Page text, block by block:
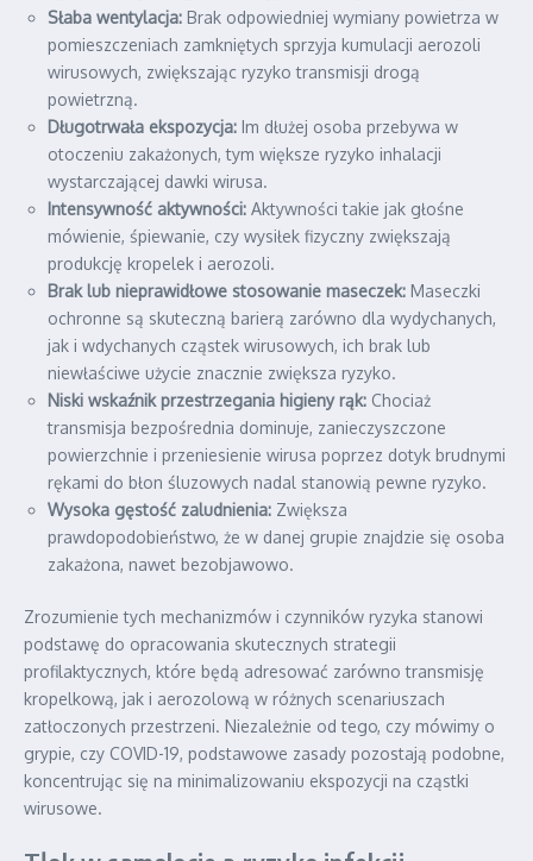
Słaba wentylacja: Brak odpowiedniej wymiany powietrza w
pomieszczeniach zamkniętych sprzyja kumulacji aerozoli
wirusowych, zwiększając ryzyko transmisji drogą
powietrzną.
Długotrwała ekspozycja: Im dłużej osoba przebywa w
otoczeniu zakażonych, tym większe ryzyko inhalacji
wystarczającej dawki wirusa.
Intensywność aktywności: Aktywności takie jak głośne
mówienie, śpiewanie, czy wysiłek fizyczny zwiększają
produkcję kropelek i aerozoli.
Brak lub nieprawidłowe stosowanie maseczek: Maseczki
ochronne są skuteczną barierą zarówno dla wydychanych,
jak i wdychanych cząstek wirusowych, ich brak lub
niewłaściwe użycie znacznie zwiększa ryzyko.
Niski wskaźnik przestrzegania higieny rąk: Chociaż
transmisja bezpośrednia dominuje, zanieczyszczone
powierzchnie i przeniesienie wirusa poprzez dotyk brudnymi
rękami do błon śluzowych nadal stanowią pewne ryzyko.
Wysoka gęstość zaludnienia: Zwiększa
prawdopodobieństwo, że w danej grupie znajdzie się osoba
zakażona, nawet bezobjawowo.
Zrozumienie tych mechanizmów i czynników ryzyka stanowi
podstawę do opracowania skutecznych strategii
profilaktycznych, które będą adresować zarówno transmisję
kropelkową, jak i aerozolową w różnych scenariuszach
zatłoczonych przestrzeni. Niezależnie od tego, czy mówimy o
grypie, czy COVID-19, podstawowe zasady pozostają podobne,
koncentrując się na minimalizowaniu ekspozycji na cząstki
wirusowe.